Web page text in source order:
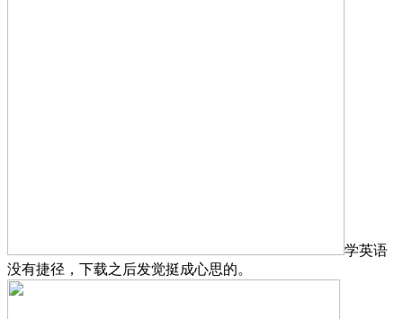
学英语
没有捷径，下载之后发觉挺成心思的。